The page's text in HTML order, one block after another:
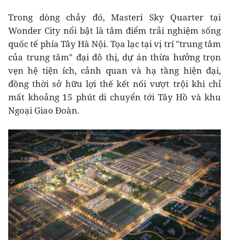
Trong dòng chảy đó, Masteri Sky Quarter tại
Wonder City nổi bật là tâm điểm trải nghiệm sống
quốc tế phía Tây Hà Nội. Tọa lạc tại vị trí "trung tâm
của trung tâm" đại đô thị, dự án thừa hưởng trọn
vẹn hệ tiện ích, cảnh quan và hạ tầng hiện đại,
đồng thời sở hữu lợi thế kết nối vượt trội khi chỉ
mất khoảng 15 phút di chuyển tới Tây Hồ và khu
Ngoại Giao Đoàn.